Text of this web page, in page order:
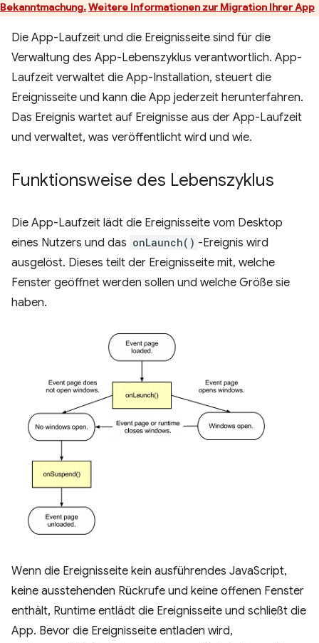
Bekanntmachung.Weitere Informationen zur Migration Ihrer App
Die App-Laufzeit und die Ereignisseite sind für die
Verwaltung des App-Lebenszyklus verantwortlich. App-
Laufzeit verwaltet die App-Installation, steuert die
Ereignisseite und kann die App jederzeit herunterfahren.
Das Ereignis wartet auf Ereignisse aus der App-Laufzeit
und verwaltet, was veröffentlicht wird und wie.
Funktionsweise des Lebenszyklus
Die App-Laufzeit lädt die Ereignisseite vom Desktop
eines Nutzers und das onLaunch() -Ereignis wird
ausgelöst. Dieses teilt der Ereignisseite mit, welche
Fenster geöffnet werden sollen und welche Größe sie
haben.
Wenn die Ereignisseite kein ausführendes JavaScript,
keine ausstehenden Rückrufe und keine offenen Fenster
enthält, Runtime entlädt die Ereignisseite und schließt die
App. Bevor die Ereignisseite entladen wird,